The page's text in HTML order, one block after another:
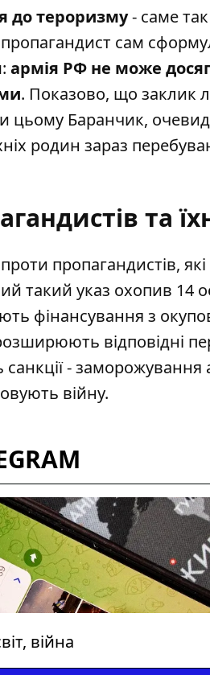
до тероризму- саме так
сам
армія РФ не може
. Показово, що заклик
цьому Баранчик,
родин зараз
та
пропагандистів,
такий указ охопив 14
фінансування з
відповідні
- заморожування
війну.
війна